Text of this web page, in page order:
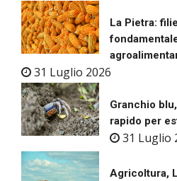
La Pietra:
31 Luglio 2026
Granchio
rapido per
31 Luglio
Agricoltura,